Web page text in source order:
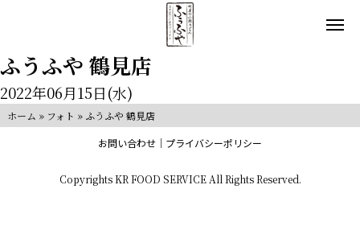
ふうふや 鶴見店
2022年06月15日(水)
ホーム » フォト » ふうふや 鶴見店
お問い合わせ
プライバシーポリシー
Copyrights KR FOOD SERVICE All Rights Reserved.